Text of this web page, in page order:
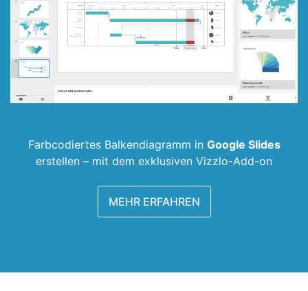
Farbcodiertes Balken­diagramm in Google Slides
erstellen – mit dem exklusiven Vizzlo-Add-on
MEHR ERFAHREN